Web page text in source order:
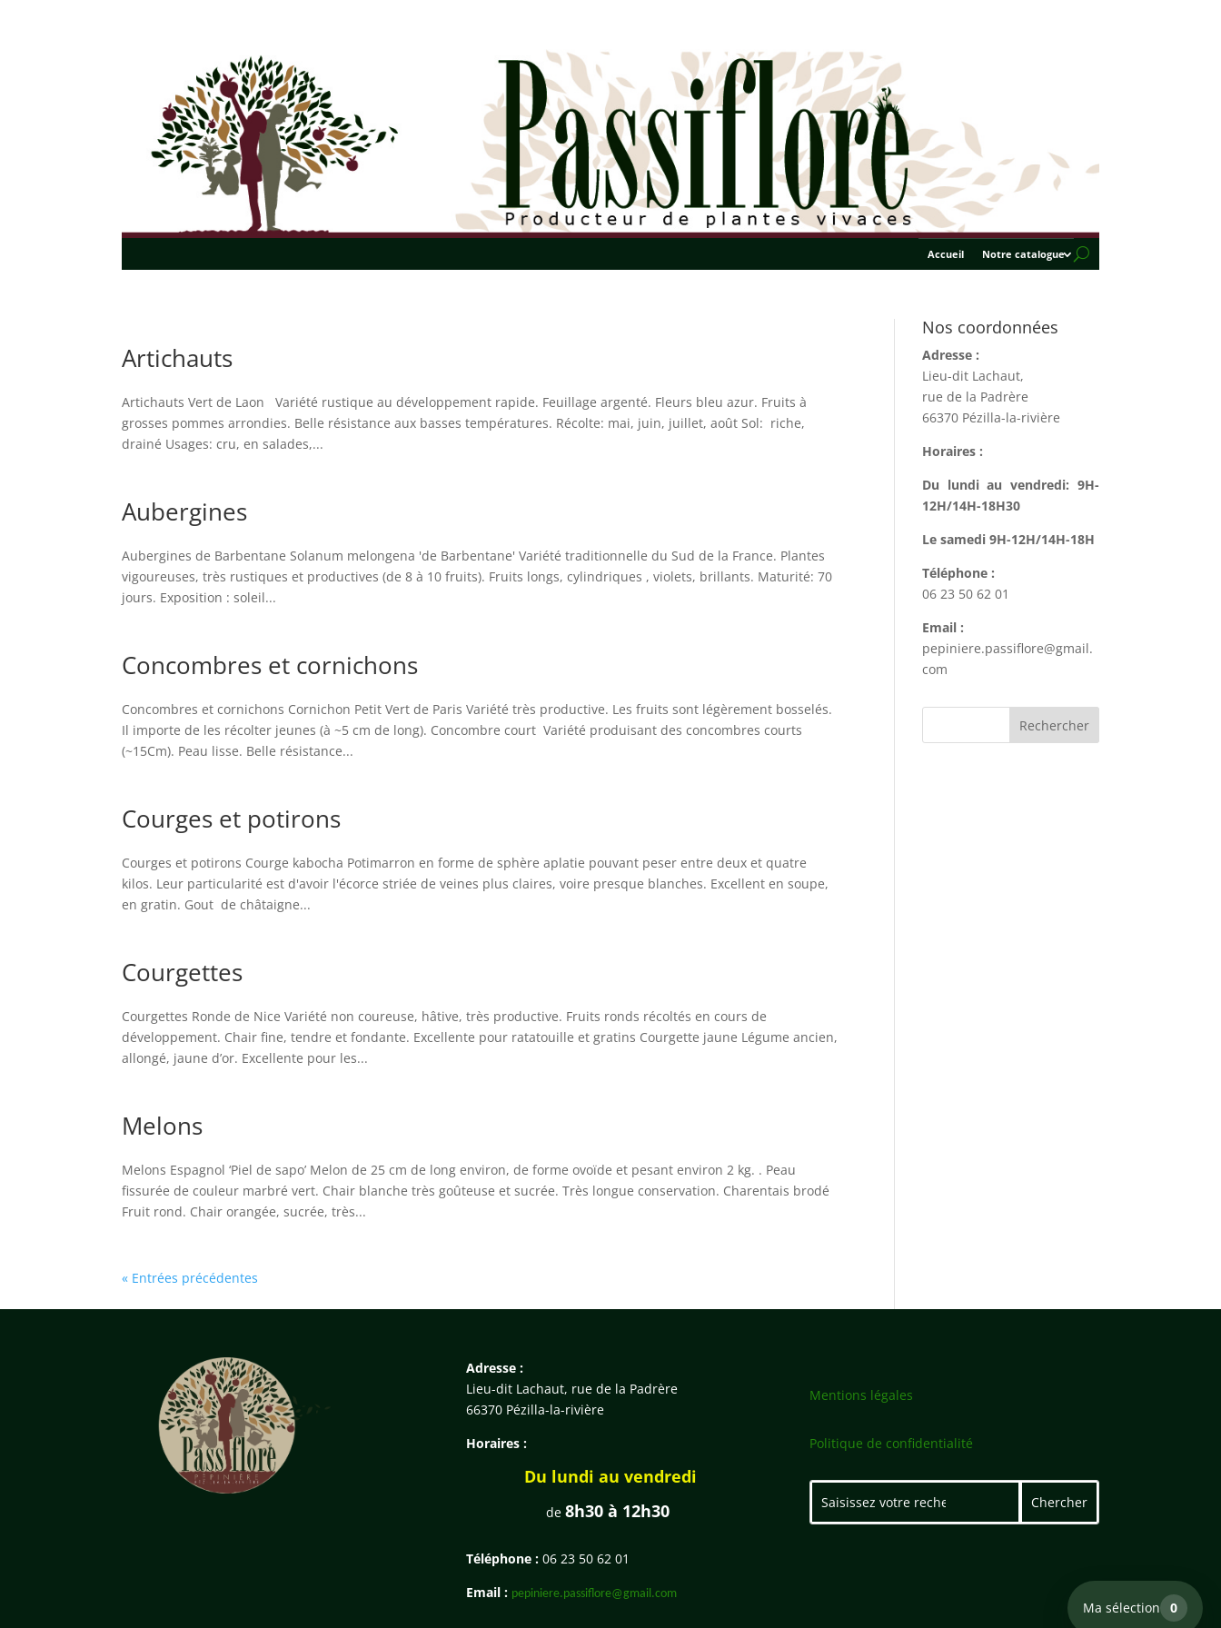
Accueil Notre catalogue
Artichauts
Artichauts Vert de Laon Variété rustique au développement rapide. Feuillage argenté. Fleurs bleu azur. Fruits à
grosses pommes arrondies. Belle résistance aux basses températures. Récolte: mai, juin, juillet, août Sol: riche,
drainé Usages: cru, en salades,...
Aubergines
Aubergines de Barbentane Solanum melongena 'de Barbentane' Variété traditionnelle du Sud de la France. Plantes
vigoureuses, très rustiques et productives (de 8 à 10 fruits). Fruits longs, cylindriques , violets, brillants. Maturité: 70
jours. Exposition : soleil...
Concombres et cornichons
Concombres et cornichons Cornichon Petit Vert de Paris Variété très productive. Les fruits sont légèrement bosselés.
Il importe de les récolter jeunes (à ~5 cm de long). Concombre court Variété produisant des concombres courts
(~15Cm). Peau lisse. Belle résistance...
Courges et potirons
Courges et potirons Courge kabocha Potimarron en forme de sphère aplatie pouvant peser entre deux et quatre
kilos. Leur particularité est d'avoir l'écorce striée de veines plus claires, voire presque blanches. Excellent en soupe,
en gratin. Gout de châtaigne...
Courgettes
Courgettes Ronde de Nice Variété non coureuse, hâtive, très productive. Fruits ronds récoltés en cours de
développement. Chair fine, tendre et fondante. Excellente pour ratatouille et gratins Courgette jaune Légume ancien,
allongé, jaune d’or. Excellente pour les...
Melons
Melons Espagnol ‘Piel de sapo’ Melon de 25 cm de long environ, de forme ovoïde et pesant environ 2 kg. . Peau
fissurée de couleur marbré vert. Chair blanche très goûteuse et sucrée. Très longue conservation. Charentais brodé
Fruit rond. Chair orangée, sucrée, très...
« Entrées précédentes
Nos coordonnées
Adresse :
Lieu-dit Lachaut,
rue de la Padrère
66370 Pézilla-la-rivière
Horaires :
Du lundi au vendredi: 9H-
12H/14H-18H30
Le samedi 9H-12H/14H-18H
Téléphone :
06 23 50 62 01
Email :
pepiniere.passiflore@gmail.
com
Adresse :
Lieu-dit Lachaut, rue de la Padrère
66370 Pézilla-la-rivière
Horaires :
Du lundi au vendredi
de8h30 à 12h30
Téléphone : 06 23 50 62 01
Email : pepiniere.passiflore@gmail.com
Mentions légales
Politique de confidentialité
Ma sélection 0